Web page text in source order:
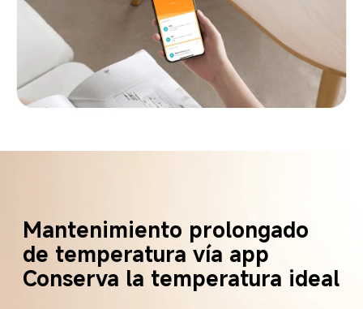
Mantenimiento prolongado
de temperatura vía app
Conserva la temperatura ideal